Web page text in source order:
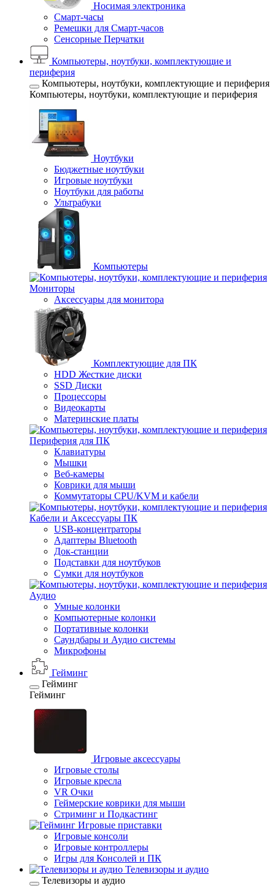
Носимая электроника
Смарт-часы
Ремешки для Смарт-часов
Сенсорные Перчатки
Компьютеры, ноутбуки, комплектующие и
периферия
Компьютеры, ноутбуки, комплектующие и периферия
Компьютеры, ноутбуки, комплектующие и периферия
Ноутбуки
Бюджетные ноутбуки
Игровые ноутбуки
Ноутбуки для работы
Ультрабуки
Компьютеры
Мониторы
Аксессуары для монитора
Комплектующие для ПК
HDD Жесткие диски
SSD Диски
Процессоры
Видеокарты
Материнские платы
Периферия для ПК
Клавиатуры
Мышки
Веб-камеры
Коврики для мыши
Коммутаторы CPU/KVM и кабели
Кабели и Аксессуары ПК
USB-концентраторы
Адаптеры Bluetooth
Док-станции
Подставки для ноутбуков
Сумки для ноутбуков
Аудио
Умные колонки
Компьютерные колонки
Портативные колонки
Саундбары и Аудио системы
Микрофоны
Гейминг
Гейминг
Гейминг
Игровые аксессуары
Игровые столы
Игровые кресла
VR Очки
Геймерские коврики для мыши
Стриминг и Подкастинг
Игровые приставки
Игровые консоли
Игровые контроллеры
Игры для Консолей и ПК
Телевизоры и аудио
Телевизоры и аудио